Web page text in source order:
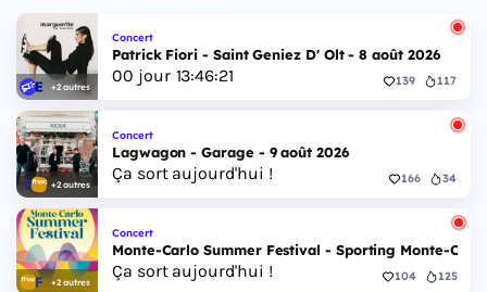
+2 autres
Concert
Patrick Fiori - Saint Geniez D' Olt - 8 août 2026
00 jour 13:46:20 139 117
+2 autres
Concert
Lagwagon - Garage - 9 août 2026
Ça sort aujourd'hui ! 166 34
+2 autres
Concert
Monte-Carlo Summer Festival - Sporting Monte-
Ça sort aujourd'hui ! 104 125